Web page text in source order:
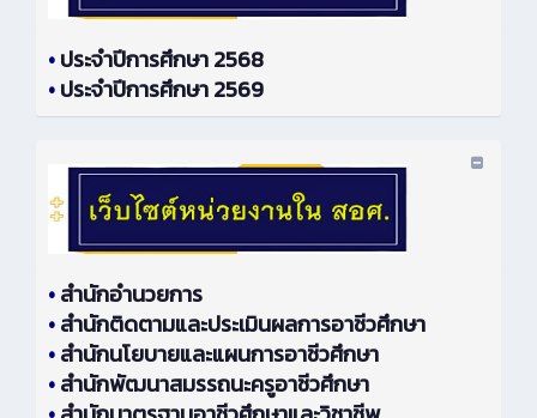
•ประจำปีการศึกษา 2568
•ประจำปีการศึกษา 2569
•สำนักอำนวยการ
•สำนักติดตามและประเมินผลการอาชีวศึกษา
•สำนักนโยบายและแผนการอาชีวศึกษา
•สำนักพัฒนาสมรรถนะครูอาชีวศึกษา